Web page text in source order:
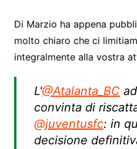
Di Marzio ha appena
molto chiaro che ci
integralmente alla vostra
L'@Atalanta_BC
convinta di
@juventusfc: in
decisione